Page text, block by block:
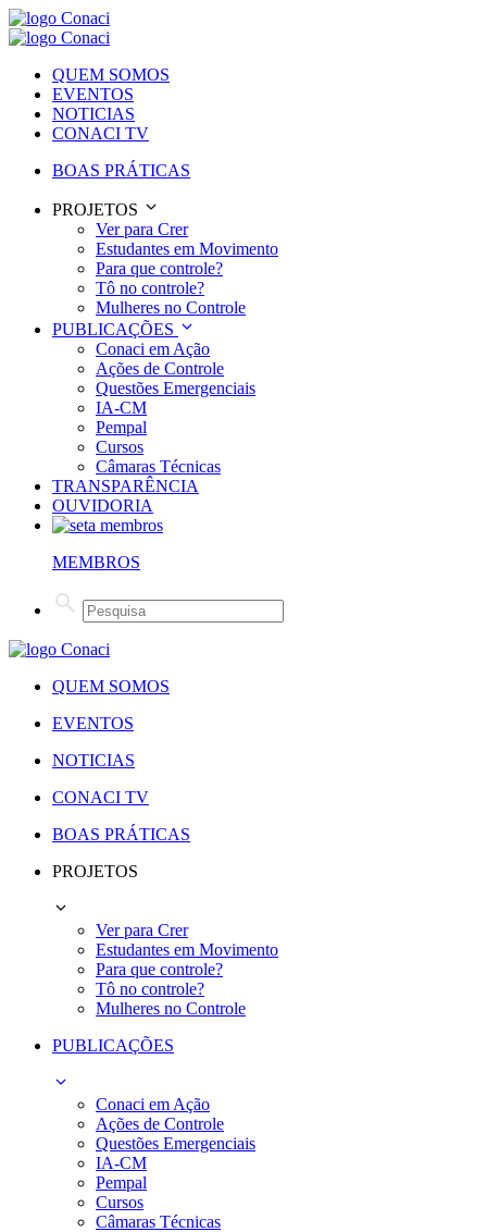
QUEM SOMOS
EVENTOS
NOTICIAS
CONACI TV
BOAS PRÁTICAS
PROJETOS
Ver para Crer
Estudantes em Movimento
Para que controle?
Tô no controle?
Mulheres no Controle
PUBLICAÇÕES
Conaci em Ação
Ações de Controle
Questões Emergenciais
IA-CM
Pempal
Cursos
Câmaras Técnicas
TRANSPARÊNCIA
OUVIDORIA
MEMBROS
QUEM SOMOS
EVENTOS
NOTICIAS
CONACI TV
BOAS PRÁTICAS
PROJETOS
Ver para Crer
Estudantes em Movimento
Para que controle?
Tô no controle?
Mulheres no Controle
PUBLICAÇÕES
Conaci em Ação
Ações de Controle
Questões Emergenciais
IA-CM
Pempal
Cursos
Câmaras Técnicas